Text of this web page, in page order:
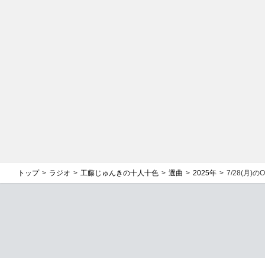
トップ ラジオ 工藤じゅんきの十人十色 選曲 2025年 7/28(月)の